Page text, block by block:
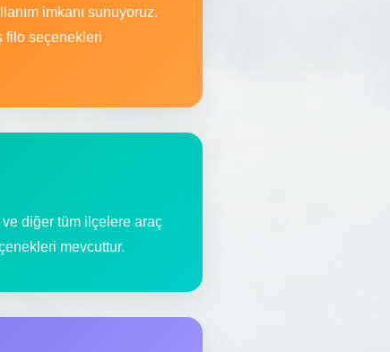
imkanı sunuyoruz.
filo seçenekleri
diğer tüm ilçelere araç
mevcuttur.